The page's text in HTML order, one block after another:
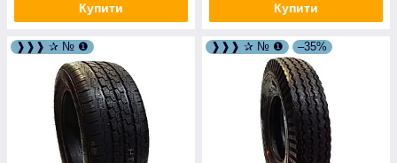
Купити Купити
❱❱❱ ✰ № ❶ ❱❱❱ ✰ № ❶ –35%